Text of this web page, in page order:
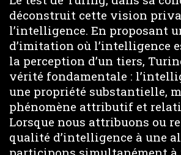
déconstruit cette vision
l’intelligence. En proposant
d’imitation où l’intelligence
la perception d’un tiers,
vérité fondamentale :
une propriété substantielle,
phénomène attributif et
Lorsque nous attribuons ou
qualité d’intelligence à une